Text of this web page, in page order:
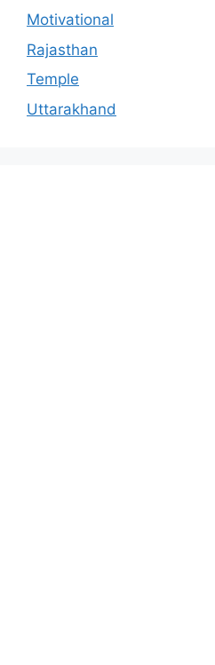
Motivational
Rajasthan
Temple
Uttarakhand